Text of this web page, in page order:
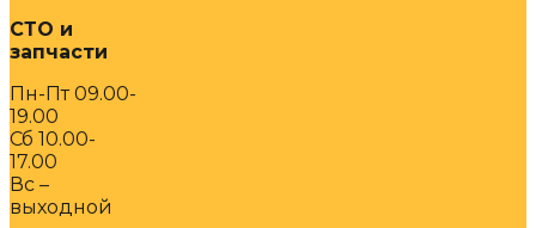
СТО и
запчасти
Пн-Пт 09.00-
19.00
Сб 10.00-
17.00
Вс –
выходной